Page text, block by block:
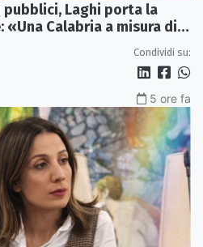
Laghi porta la
Calabria a misura di
Condividi su:
5 ore fa